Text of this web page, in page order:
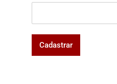
Cadastrar